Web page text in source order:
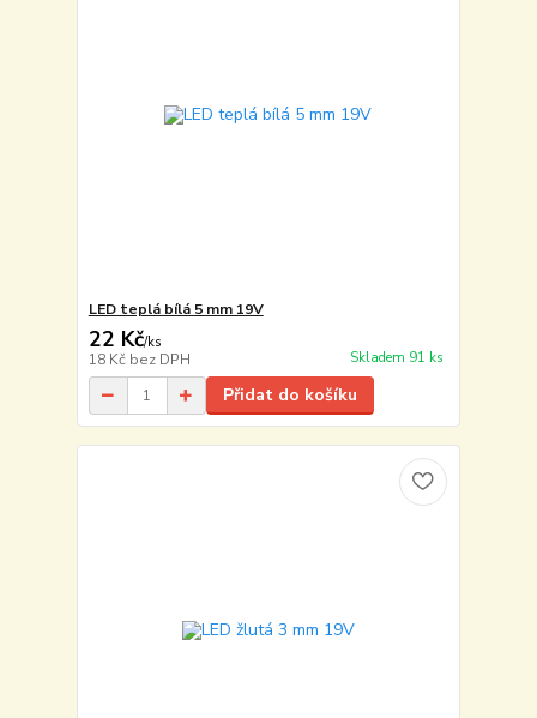
LED teplá bílá 5 mm 19V
22 Kč/ks
18 Kč bez DPH Skladem 91 ks
Přidat do košíku